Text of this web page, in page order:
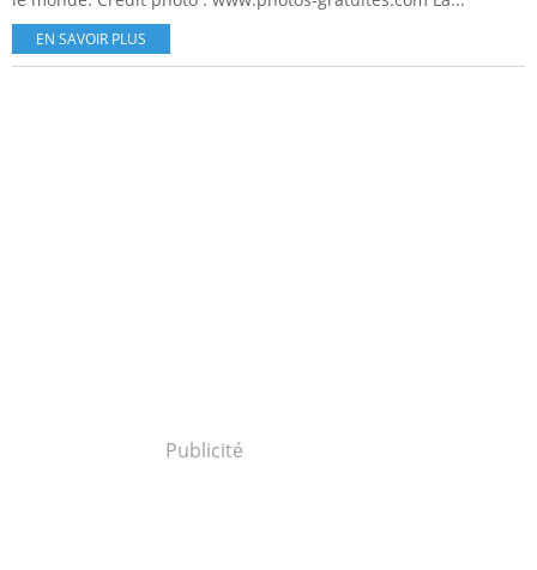
EN SAVOIR PLUS
Publicité